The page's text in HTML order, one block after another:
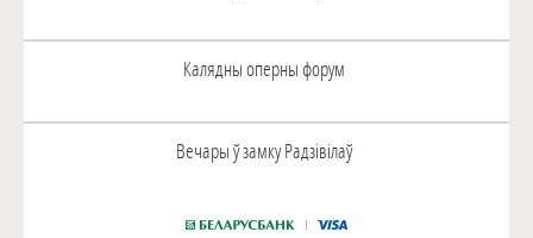
Калядны оперны форум
Вечары ў замку Радзiвiлаў